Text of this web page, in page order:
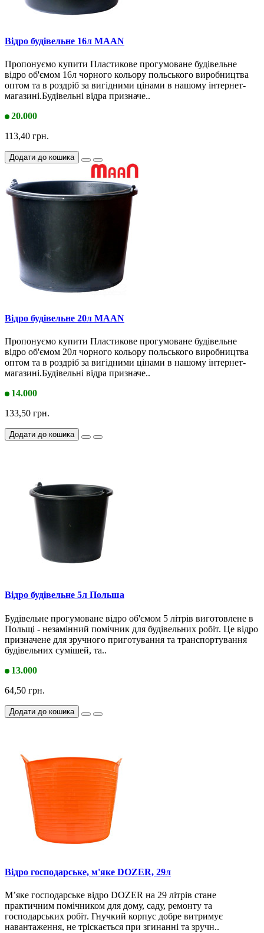
Відро будівельне 16л MAAN
Пропонуємо купити Пластикове прогумоване будівельне
відро об'ємом 16л чорного кольору польського виробництва
оптом та в роздріб за вигідними цінами в нашому інтернет-
магазині.Будівельні відра призначе..
20.000
113,40 грн.
Додати до кошика
Відро будівельне 20л MAAN
Пропонуємо купити Пластикове прогумоване будівельне
відро об'ємом 20л чорного кольору польського виробництва
оптом та в роздріб за вигідними цінами в нашому інтернет-
магазині.Будівельні відра призначе..
14.000
133,50 грн.
Додати до кошика
Відро будівельне 5л Польша
Будівельне прогумоване відро об'ємом 5 літрів виготовлене в
Польщі - незамінний помічник для будівельних робіт. Це відро
призначене для зручного приготування та транспортування
будівельних сумішей, та..
13.000
64,50 грн.
Додати до кошика
Відро господарське, м'яке DOZER, 29л
М’яке господарське відро DOZER на 29 літрів стане
практичним помічником для дому, саду, ремонту та
господарських робіт. Гнучкий корпус добре витримує
навантаження, не тріскається при згинанні та зручн..